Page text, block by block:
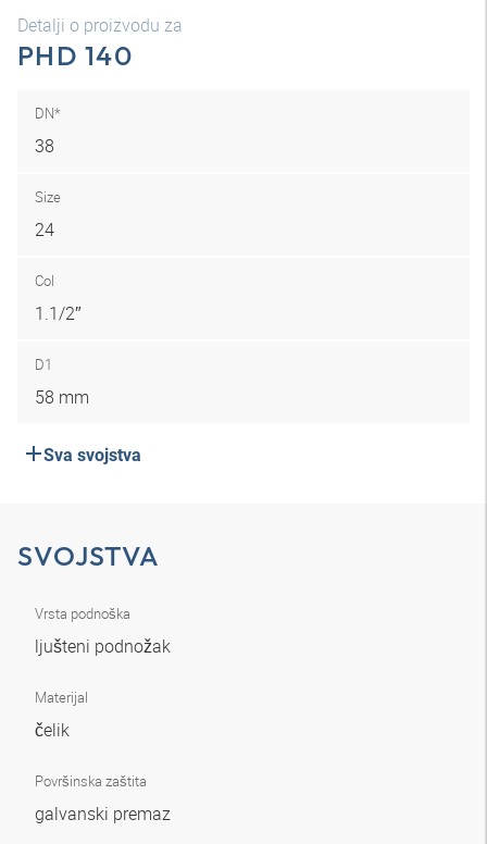
Detalji o proizvodu za
PHD 140
DN*
38
Size
24
Col
1.1/2″
D1
58 mm
Sva svojstva
SVOJSTVA
Vrsta podnoška
ljušteni podnožak
Materijal
čelik
Površinska zaštita
galvanski premaz